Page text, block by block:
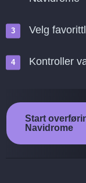
Velg
Kontroller
Start
Navidrome